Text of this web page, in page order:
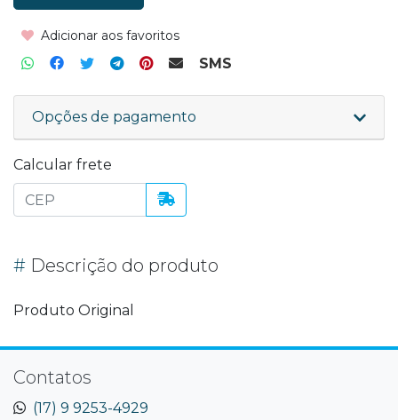
Adicionar aos favoritos
SMS
Opções de pagamento
Calcular frete
# Descrição do produto
Produto Original
Contatos
(17) 9 9253-4929